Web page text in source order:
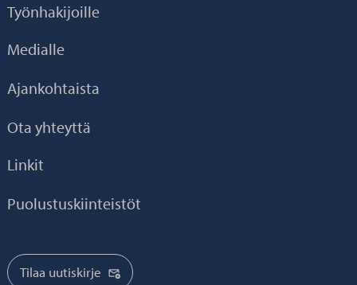
Työnhakijoille
Medialle
Ajankohtaista
Ota yhteyttä
Linkit
Puolustuskiinteistöt
Tilaa uutiskirje